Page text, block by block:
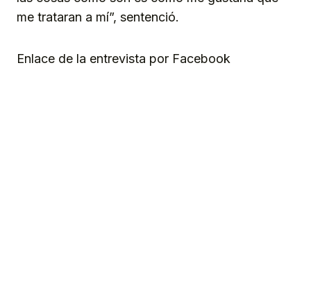
me trataran a mí”, sentenció.
Enlace de la entrevista por Facebook